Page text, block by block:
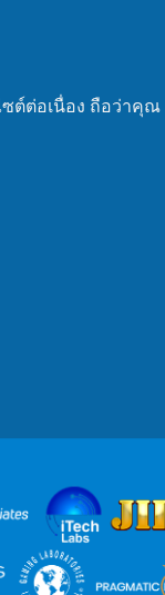
ซต์ต่อเนื่อง ถือว่าคุณ